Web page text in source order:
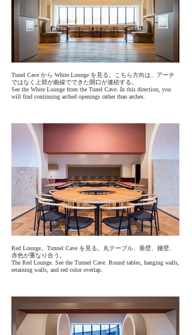
Tunel Cave から White Lounge を見る。こちら方向は、アーチ
ではなく上部が曲線でできた開口が連続する。
See the White Lounge from the Tunel Cave. In this direction, you
will find continuing arched openings rather than arches.
Red Lounge。Tunnel Cave を見る。丸テーブル、垂壁、腰壁、
赤色が重なり合う。
The Red Lounge. See the Tunnel Cave. Round tables, hanging walls,
retaining walls, and red color overlap.